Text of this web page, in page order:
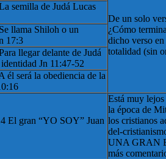
De un solo
¿Cómo
dicho verso
totalidad (sin
semilla de Judá Lucas
llama Shiloh o un
17:3
llegar delante de Judá
Jn 11:47-52
él será la obediencia de la
El gran “YO SOY” Juan
Está muy lejos
la época de
los cristianos
del-
UNA GRAN
más